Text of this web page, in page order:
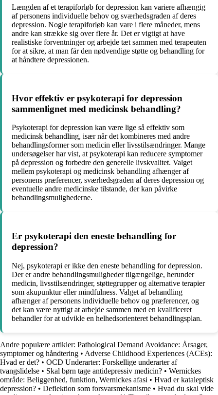
Længden af et terapiforløb for depression kan variere afhængig
af personens individuelle behov og sværhedsgraden af deres
depression. Nogle terapiforløb kan vare i flere måneder, mens
andre kan strække sig over flere år. Det er vigtigt at have
realistiske forventninger og arbejde tæt sammen med terapeuten
for at sikre, at man får den nødvendige støtte og behandling for
at håndtere depressionen.
Hvor effektiv er psykoterapi for depression
sammenlignet med medicinsk behandling?
Psykoterapi for depression kan være lige så effektiv som
medicinsk behandling, især når det kombineres med andre
behandlingsformer som medicin eller livsstilsændringer. Mange
undersøgelser har vist, at psykoterapi kan reducere symptomer
på depression og forbedre den generelle livskvalitet. Valget
mellem psykoterapi og medicinsk behandling afhænger af
personens præferencer, sværhedsgraden af deres depression og
eventuelle andre medicinske tilstande, der kan påvirke
behandlingsmulighederne.
Er psykoterapi den eneste behandling for
depression?
Nej, psykoterapi er ikke den eneste behandling for depression.
Der er andre behandlingsmuligheder tilgængelige, herunder
medicin, livsstilsændringer, støttegrupper og alternative terapier
som akupunktur eller mindfulness. Valget af behandling
afhænger af personens individuelle behov og præferencer, og
det kan være nyttigt at arbejde sammen med en kvalificeret
behandler for at udvikle en helhedsorienteret behandlingsplan.
Andre populære artikler: Pathological Demand Avoidance: Årsager,
symptomer og håndtering • Adverse Childhood Experiences (ACEs):
Hvad er det? • OCD Underarter: Forskellige underarter af
tvangslidelse • Skal børn tage antidepressiv medicin? • Wernickes
område: Beliggenhed, funktion, Wernickes afasi • Hvad er kataleptisk
depression? • Deflektion som forsvarsmekanisme • Hvad du skal vide